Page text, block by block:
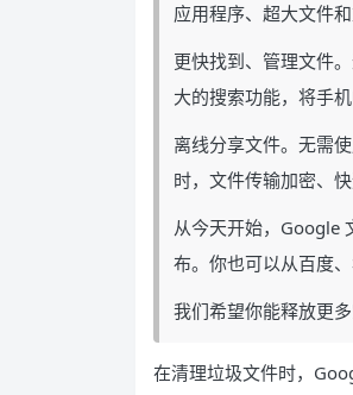
应用程序、超大文件
更快找到、管理文件
大的搜索功能，将手
离线分享文件。无需
时，文件传输加密、
从今天开始，Google
布。你也可以从百度
我们希望你能释放更
在清理垃圾文件时，